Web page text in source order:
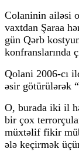
Colaninin ailəsi
vaxtdan Şaraa
gün Qərb
konfranslarında
Qolani 2006-cı
əsir götürülərək
O, burada iki il
bir çox
müxtəlif fikir
ələ keçirmək